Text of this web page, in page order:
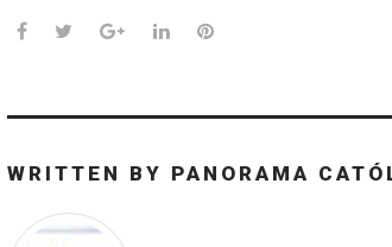
Facebook
TwitterGoogle+LinkedInPinterest
WRITTEN BY PANORAMA